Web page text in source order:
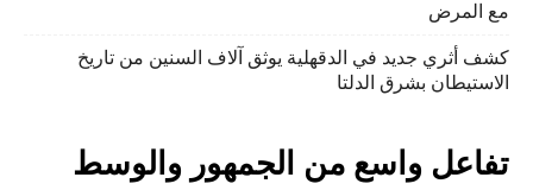
مع المرض
كشف أثري جديد في الدقهلية يوثق آلاف السنين من تاريخ
الاستيطان بشرق الدلتا
تفاعل واسع من الجمهور والوسط